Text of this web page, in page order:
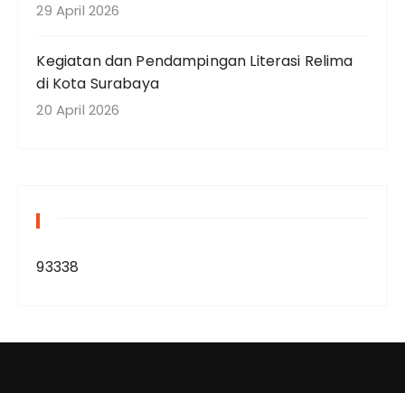
29 April 2026
Kegiatan dan Pendampingan Literasi Relima
di Kota Surabaya
20 April 2026
93338